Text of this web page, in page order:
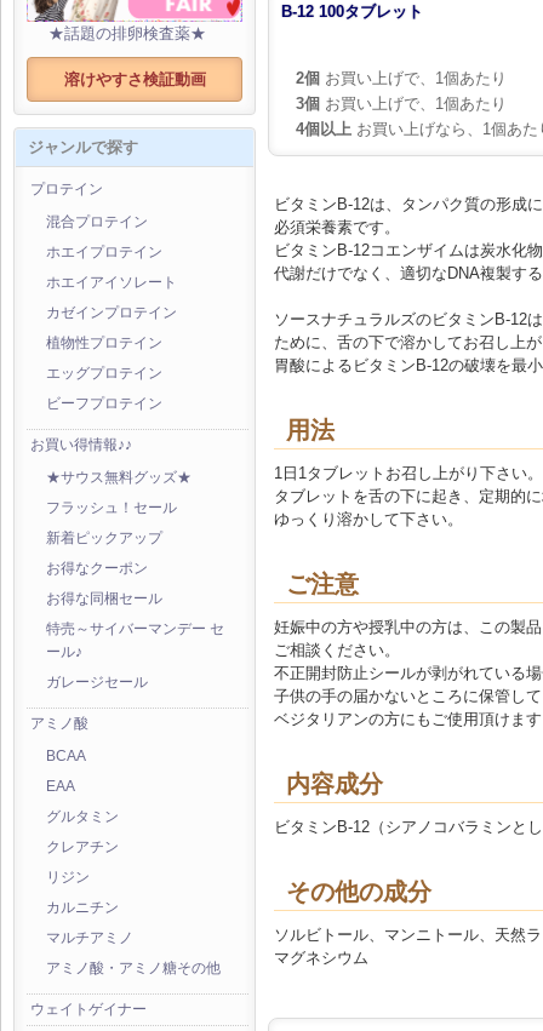
★話題の排卵検査薬★
溶けやすさ検証動画
ジャンルで探す
プロテイン
混合プロテイン
ホエイプロテイン
ホエイアイソレート
カゼインプロテイン
植物性プロテイン
エッグプロテイン
ビーフプロテイン
お買い得情報♪♪
★サウス無料グッズ★
フラッシュ！セール
新着ピックアップ
お得なクーポン
お得な同梱セール
特売～サイバーマンデー セ
ール♪
ガレージセール
アミノ酸
BCAA
EAA
グルタミン
クレアチン
リジン
カルニチン
マルチアミノ
アミノ酸・アミノ糖その他
ウェイトゲイナー
B-12 100タブレット
2個 お買い上げで、1個あたり
3個 お買い上げで、1個あたり
4個以上 お買い上げなら、1個あた
ビタミンB-12は、タンパク質の形成
必須栄養素です。
ビタミンB-12コエンザイムは炭水化
代謝だけでなく、適切なDNA複製す
ソースナチュラルズのビタミンB-12
ために、舌の下で溶かしてお召し上
胃酸によるビタミンB-12の破壊を最
用法
1日1タブレットお召し上がり下さい。
タブレットを舌の下に起き、定期的
ゆっくり溶かして下さい。
ご注意
妊娠中の方や授乳中の方は、この製
ご相談ください。
不正開封防止シールが剥がれている
子供の手の届かないところに保管し
ベジタリアンの方にもご使用頂けま
内容成分
ビタミンB-12（シアノコバラミンと
その他の成分
ソルビトール、マンニトール、天然
マグネシウム